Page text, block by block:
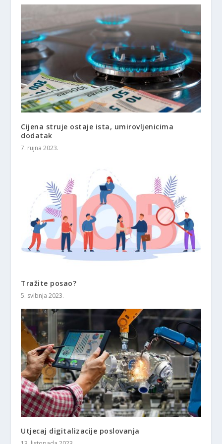
Cijena struje ostaje ista, umirovljenicima
dodatak
7. rujna 2023.
Tražite posao?
5. svibnja 2023.
Utjecaj digitalizacije poslovanja